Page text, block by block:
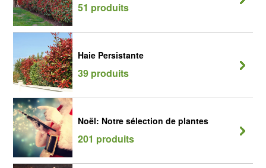
51 produits
Haie Persistante
39 produits
Noël: Notre sélection de plantes
201 produits